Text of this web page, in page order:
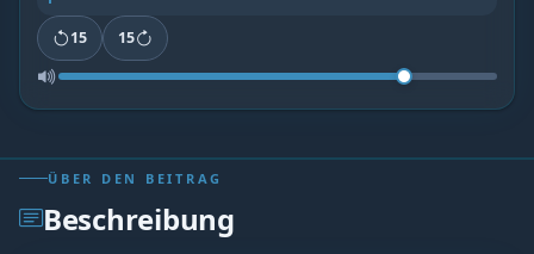
15 15
ÜBER DEN BEITRAG
Beschreibung